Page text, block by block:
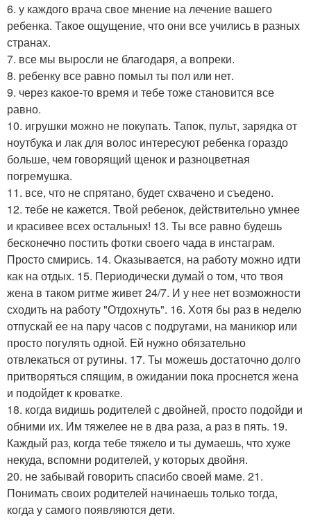
6. у каждого врача свое мнение на лечение вашего
ребенка. Такое ощущение, что они все учились в разных
странах.
7. все мы выросли не благодаря, а вопреки.
8. ребенку все равно помыл ты пол или нет.
9. через какое-то время и тебе тоже становится все
равно.
10. игрушки можно не покупать. Тапок, пульт, зарядка от
ноутбука и лак для волос интересуют ребенка гораздо
больше, чем говорящий щенок и разноцветная
погремушка.
11. все, что не спрятано, будет схвачено и съедено.
12. тебе не кажется. Твой ребенок, действительно умнее
и красивее всех остальных! 13. Ты все равно будешь
бесконечно постить фотки своего чада в инстаграм.
Просто смирись. 14. Оказывается, на работу можно идти
как на отдых. 15. Периодически думай о том, что твоя
жена в таком ритме живет 24/7. И у нее нет возможности
сходить на работу "Отдохнуть". 16. Хотя бы раз в неделю
отпускай ее на пару часов с подругами, на маникюр или
просто погулять одной. Ей нужно обязательно
отвлекаться от рутины. 17. Ты можешь достаточно долго
притворяться спящим, в ожидании пока проснется жена
и подойдет к кроватке.
18. когда видишь родителей с двойней, просто подойди и
обними их. Им тяжелее не в два раза, а раз в пять. 19.
Каждый раз, когда тебе тяжело и ты думаешь, что хуже
некуда, вспомни родителей, у которых двойня.
20. не забывай говорить спасибо своей маме. 21.
Понимать своих родителей начинаешь только тогда,
когда у самого появляются дети.